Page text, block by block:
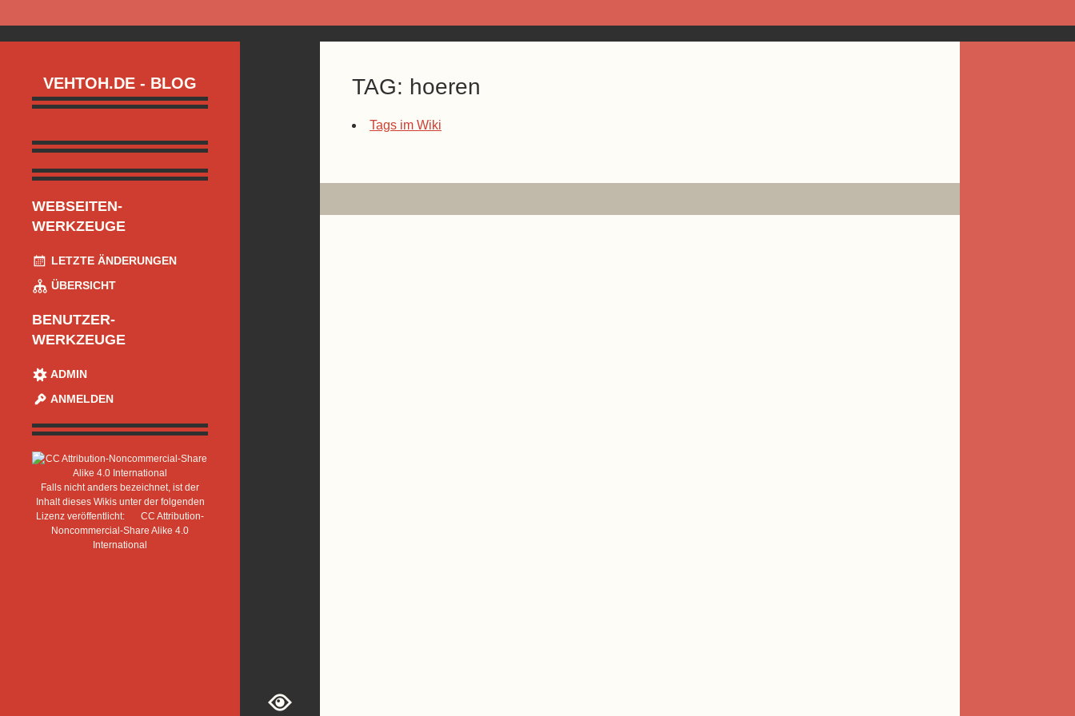
VEHTOH.DE - BLOG
WEBSEITEN-
WERKZEUGE
LETZTE ÄNDERUNGEN
ÜBERSICHT
BENUTZER-
WERKZEUGE
ADMIN
ANMELDEN
Falls nicht anders bezeichnet, ist der
Inhalt dieses Wikis unter der folgenden
Lizenz veröffentlicht:
CC Attribution-
Noncommercial-Share Alike 4.0
International
TAG: hoeren
Tags im Wiki